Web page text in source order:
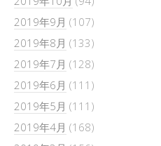
2019年9月 (107)
2019年8月 (133)
2019年7月 (128)
2019年6月 (111)
2019年5月 (111)
2019年4月 (168)